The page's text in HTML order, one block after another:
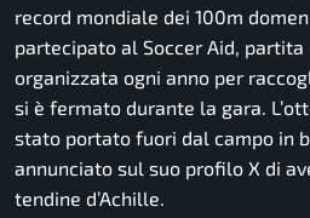
record mondiale dei 100m
partecipato al Soccer Aid,
organizzata ogni anno per
si è fermato durante la gara.
stato portato fuori dal campo in
annunciato sul suo profilo X di
tendine d’Achille.